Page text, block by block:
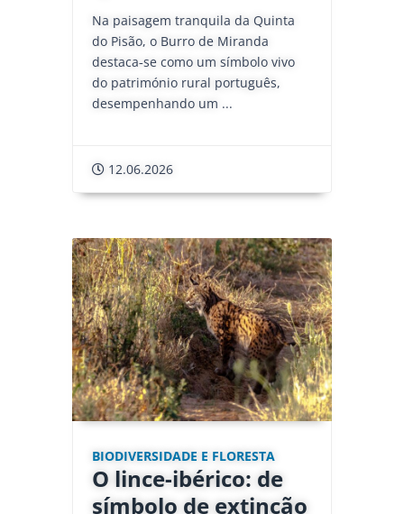
Na paisagem tranquila da Quinta
do Pisão, o Burro de Miranda
destaca‑se como um símbolo vivo
do património rural português,
desempenhando um ...
12.06.2026
BIODIVERSIDADE E FLORESTA
O lince-ibérico: de
símbolo de extinção